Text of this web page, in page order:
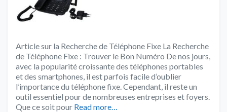
Article sur la Recherche de Téléphone Fixe La Recherche
de Téléphone Fixe : Trouver le Bon Numéro De nos jours,
avec la popularité croissante des téléphones portables
et des smartphones, il est parfois facile d’oublier
l’importance du téléphone fixe. Cependant, il reste un
outil essentiel pour de nombreuses entreprises et foyers.
Que ce soit pour Read more…